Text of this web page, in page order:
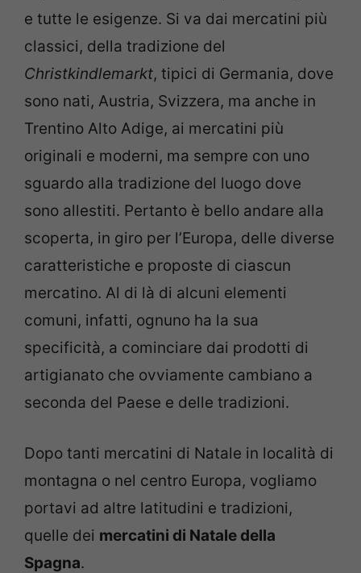
e tutte le esigenze. Si va dai mercatini più
classici, della tradizione del
Christkindlemarkt, tipici di Germania, dove
sono nati, Austria, Svizzera, ma anche in
Trentino Alto Adige, ai mercatini più
originali e moderni, ma sempre con uno
sguardo alla tradizione del luogo dove
sono allestiti. Pertanto è bello andare alla
scoperta, in giro per l’Europa, delle diverse
caratteristiche e proposte di ciascun
mercatino. Al di là di alcuni elementi
comuni, infatti, ognuno ha la sua
specificità, a cominciare dai prodotti di
artigianato che ovviamente cambiano a
seconda del Paese e delle tradizioni.
Dopo tanti mercatini di Natale in località di
montagna o nel centro Europa, vogliamo
portavi ad altre latitudini e tradizioni,
quelle dei mercatini di Natale della
Spagna.